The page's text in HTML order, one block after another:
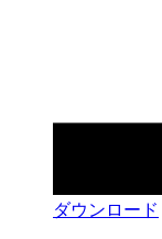
ダウンロード